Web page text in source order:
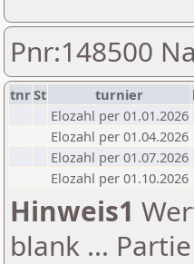
Pnr:148500
tnrSt turnier
Elozahl per 01.01.2026
Elozahl per 01.04.2026
Elozahl per 01.07.2026
Elozahl per 01.10.2026
Hinweis1
blank ...